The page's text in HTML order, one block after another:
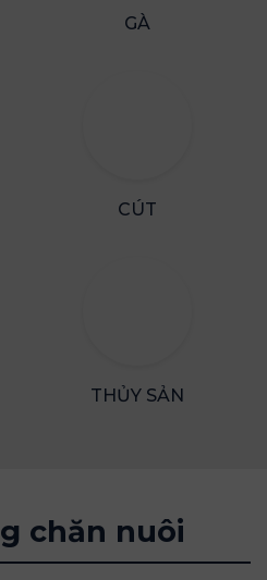
GÀ
CÚT
THỦY SẢN
chăn nuôi